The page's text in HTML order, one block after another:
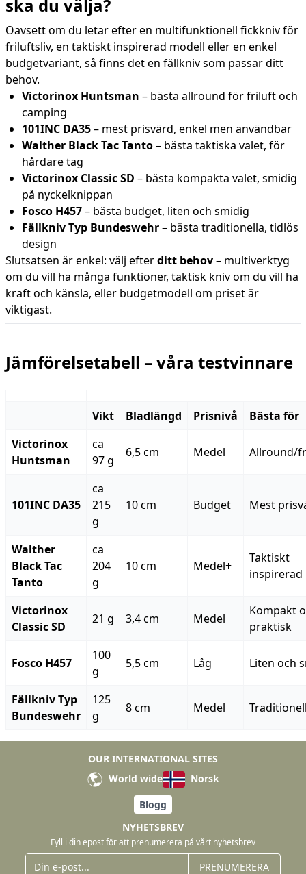
ska du välja?
Oavsett om du letar efter en multifunktionell fickkniv för
friluftsliv, en taktiskt inspirerad modell eller en enkel
budgetvariant, så finns det en fällkniv som passar ditt
behov.
Victorinox Huntsman – bästa allround för friluft och
camping
101INC DA35– mest prisvärd, enkel men användbar
Walther Black Tac Tanto– bästa taktiska valet, för
hårdare tag
Victorinox Classic SD – bästa kompakta valet, smidig
på nyckelknippan
Fosco H457– bästa budget, liten och smidig
Fällkniv Typ Bundeswehr– bästa traditionella, tidlös
design
Slutsatsen är enkel: välj efterditt behov– multiverktyg
om du vill ha många funktioner, taktisk kniv om du vill ha
kraft och känsla, eller budgetmodell om priset är
viktigast.
Jämförelsetabell – våra testvinnare
Vikt Bladlängd Prisnivå
Bästa för
Victorinox
Huntsman
ca
97 g
6,5 cm Medel Allround/
101INC DA35
ca
215
g
10 cm Budget Mest
Walther
Black Tac
Tanto
ca
204
g
10 cm Medel+
Taktiskt
inspirerad
Victorinox
Classic SD
21 g 3,4 cm Medel
Kompakt
praktisk
Fosco H457
100
g
5,5 cm Låg Liten och
Fällkniv Typ
Bundeswehr
125
g
8 cm Medel
OUR INTERNATIONAL SITES
World wide
Norsk
Blogg
NYHETSBREV
Fyll i din epost för att prenumerera på vårt nyhetsbrev
PRENUMERERA